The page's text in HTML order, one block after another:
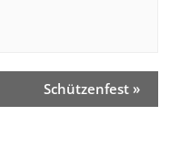
Schützenfest »